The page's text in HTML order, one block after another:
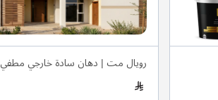
رويال مت | دهان سادة خارجي مطفي